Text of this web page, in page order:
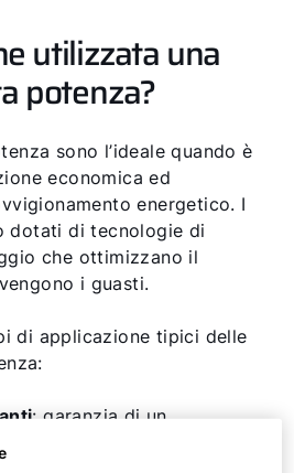
utilizzata una
potenza?
sono l’ideale quando è
economica ed
energetico. I
dotati di tecnologie di
che ottimizzano il
i guasti.
di applicazione tipici delle
: garanzia di un
costante di acqua calda